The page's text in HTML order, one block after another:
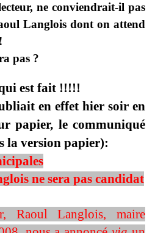
ne conviendrait-il pas
Langlois dont on attend
pas ?
est fait !!!!!
en effet hier soir en
papier, le communiqué
la version papier):
ne sera pas candidat
Langlois, maire